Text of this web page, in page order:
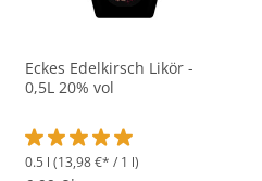
von 4.9 von 5 Sternen
Eckes Edelkirsch Likör -
0,5L 20% vol
Durchschnittliche Bewertung
0.5 l (13,98 €* / 1 l)